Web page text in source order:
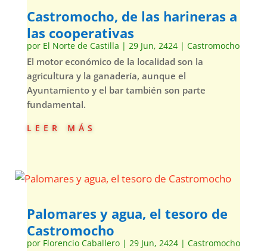
Castromocho, de las harineras a
las cooperativas
por El Norte de Castilla | 29 Jun, 2424| Castromocho
El motor económico de la localidad son la
agricultura y la ganadería, aunque el
Ayuntamiento y el bar también son parte
fundamental.
leer más
Palomares y agua, el tesoro de
Castromocho
por Florencio Caballero| 29 Jun, 2424| Castromocho